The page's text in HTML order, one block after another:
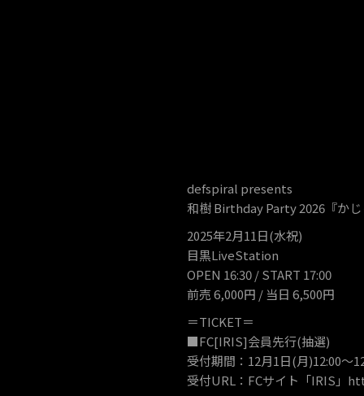
defspiral presents
和樹 Birthday Party 2026『か
2025年2月11日(水祝)
目黒LiveStation
OPEN 16:30 / START 17:00
前売 6,000円 / 当日 6,500円
＝TICKET＝
■FC[IRIS]会員先行(抽選)
受付期間：12月1日(月)12:00〜
受付URL：FCサイト「IRIS」